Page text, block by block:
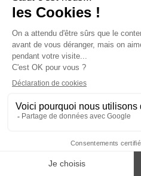
© 2024 Oenobiol Paris
Mentions légales
Politique en matière de cookies
POUR VOTRE SANTÉ, MANGEZ AU MOINS
Les complément alimentaires doivent être
ne pas être utilisés comme substituts